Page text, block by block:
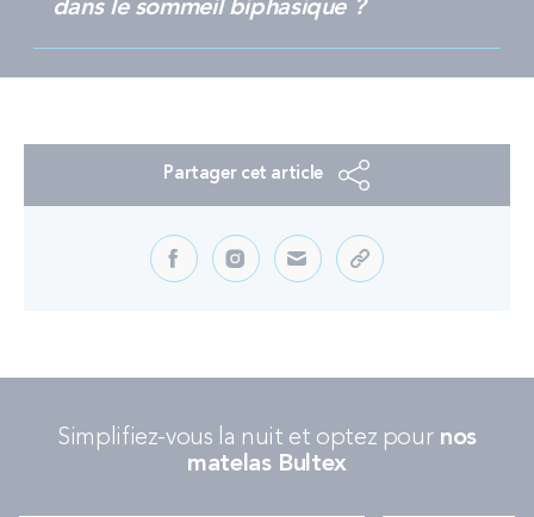
dans le sommeil biphasique ?
Partager cet article
Simplifiez-vous la nuit et optez pournos
matelas Bultex